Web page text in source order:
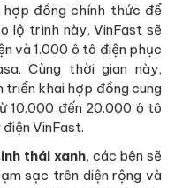
đồng chính thức để
lộ trình này, VinFast sẽ
và 1.000 ô tô điện phục
Cùng thời gian này,
triển khai hợp đồng cung
10.000 đến 20.000 ô tô
VinFast.
thái xanh, các bên sẽ
sạc trên diện rộng và